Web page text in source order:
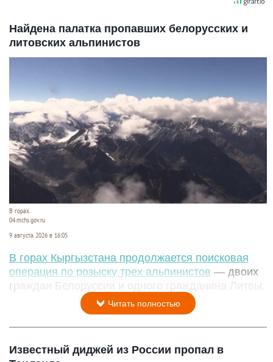
Найдена палатка пропавших белорусских и
литовских альпинистов
В горах.
04.mchs.gov.ru
9 августа 2026 в 16:05
В горах Кыргызстана продолжается поисковая
операция по розыску трех альпинистов — двоих
граждан Белоруссии и одного гражданина Литвы.
Читать полностью
Известный диджей из России пропал в